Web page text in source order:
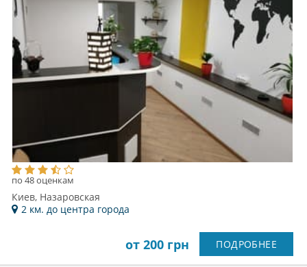
по 48 оценкам
Киев, Назаровская
2 км. до центра города
от 200 грн ПОДРОБНЕЕ